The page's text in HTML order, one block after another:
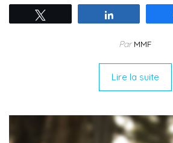
ParMMF
Lire la suite